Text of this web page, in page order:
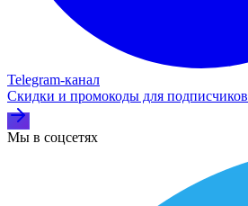
Telegram‑канал
Скидки и промокоды для подписчиков
Мы в соцсетях